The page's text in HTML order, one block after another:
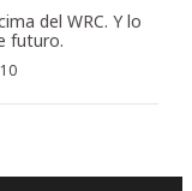
del WRC. Y lo
futuro.